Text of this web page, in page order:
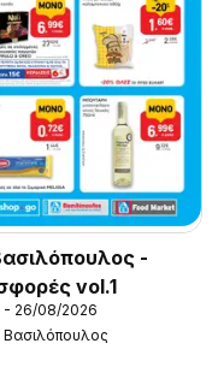
-
vol.1
26/08/2026